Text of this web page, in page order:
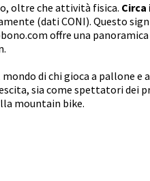
oltre che attività fisica.
(dati CONI). Questo
offre una
di chi gioca a pallone e
sia come spettatori dei
mountain bike.